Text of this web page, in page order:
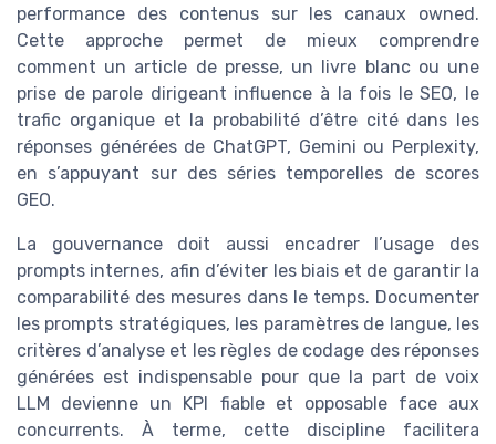
performance des contenus sur les canaux owned.
Cette approche permet de mieux comprendre
comment un article de presse, un livre blanc ou une
prise de parole dirigeant influence à la fois le SEO, le
trafic organique et la probabilité d’être cité dans les
réponses générées de ChatGPT, Gemini ou Perplexity,
en s’appuyant sur des séries temporelles de scores
GEO.
La gouvernance doit aussi encadrer l’usage des
prompts internes, afin d’éviter les biais et de garantir la
comparabilité des mesures dans le temps. Documenter
les prompts stratégiques, les paramètres de langue, les
critères d’analyse et les règles de codage des réponses
générées est indispensable pour que la part de voix
LLM devienne un KPI fiable et opposable face aux
concurrents. À terme, cette discipline facilitera